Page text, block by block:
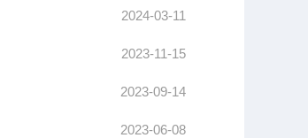
2024-03-11
2023-11-15
2023-09-14
2023-06-08